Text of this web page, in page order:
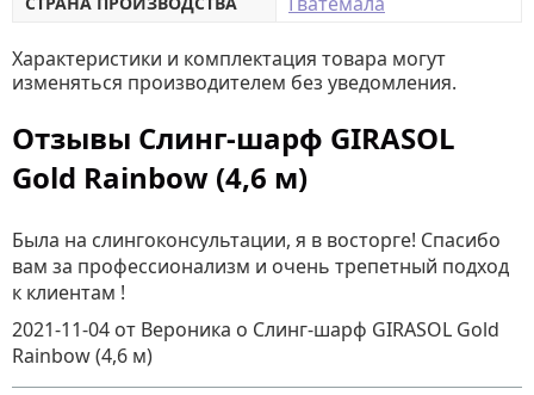
Характеристики и комплектация товара могут
изменяться производителем без уведомления.
Отзывы Слинг-шарф GIRASOL
Gold Rainbow (4,6 м)
Была на слингоконсультации, я в восторге! Спасибо
вам за профессионализм и очень трепетный подход
к клиентам !
2021-11-04 от Вероника о Слинг-шарф GIRASOL Gold
Rainbow (4,6 м)